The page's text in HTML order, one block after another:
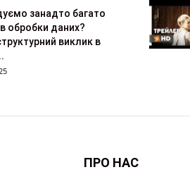
занадто багато
обробки даних?
виклик в
ПРО НАС